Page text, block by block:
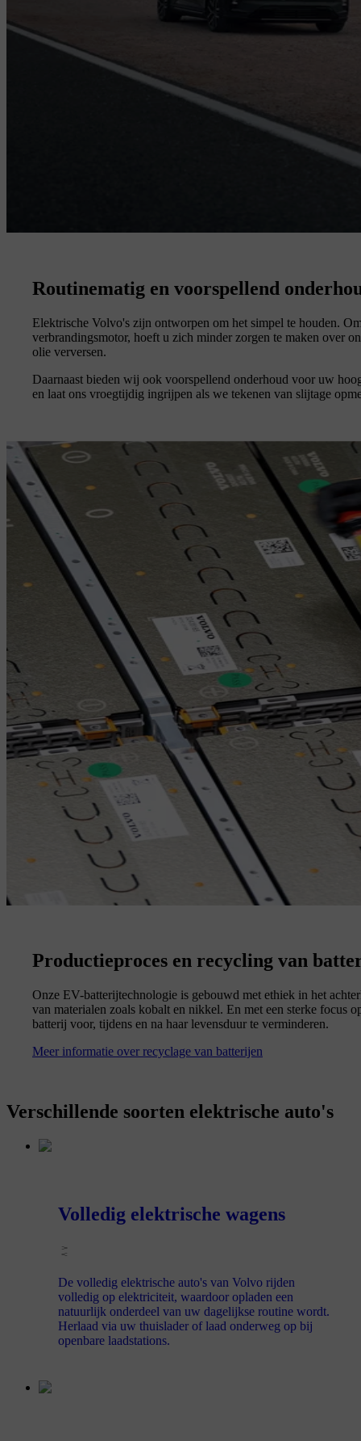
Routinematig en voorspellend
Elektrische Volvo's zijn ontworpen om het simpel te houden.
verbrandingsmotor, hoeft u zich minder zorgen te maken over
olie verversen.
Daarnaast bieden wij ook voorspellend onderhoud voor uw
en laat ons vroegtijdig ingrijpen als we tekenen van slijtage
Productieproces en recycling van
Onze EV-batterijtechnologie is gebouwd met ethiek in het
van materialen zoals kobalt en nikkel. En met een sterke focus
batterij voor, tijdens en na haar levensduur te verminderen.
Meer informatie over recyclage van batterijen
Verschillende soorten elektrische auto's
Volledig elektrische wagens
De volledig elektrische auto's van Volvo rijden
volledig op elektriciteit, waardoor opladen een
natuurlijk onderdeel van uw dagelijkse routine wordt.
Herlaad via uw thuislader of laad onderweg op bij
openbare laadstations.